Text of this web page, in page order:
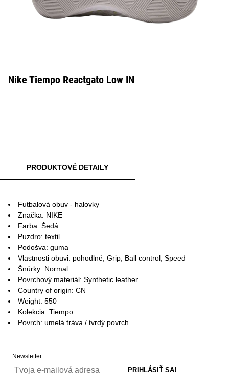
Nike Tiempo Reactgato Low IN
PRODUKTOVÉ DETAILY
Futbalová obuv - halovky
Značka: NIKE
Farba: Šedá
Puzdro: textil
Podošva: guma
Vlastnosti obuvi: pohodlné, Grip, Ball control, Speed
Šnúrky: Normal
Povrchový materiál: Synthetic leather
Country of origin: CN
Weight: 550
Kolekcia: Tiempo
Povrch: umelá tráva / tvrdý povrch
Newsletter